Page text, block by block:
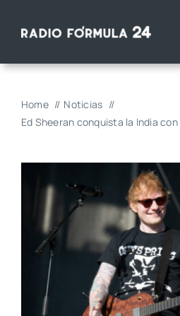
Home
Noticias
Ed Sheeran conquista la India con